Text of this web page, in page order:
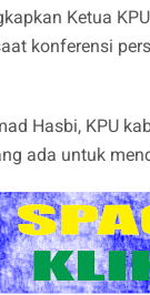
Ketua
konferensi
Hasbi, KPU
ada untuk